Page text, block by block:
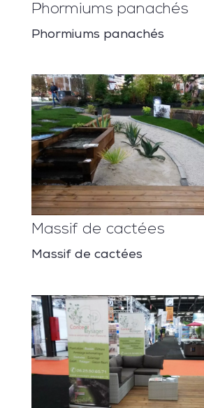
Phormiums panachés
Phormiums panachés
Massif de cactées
Massif de cactées